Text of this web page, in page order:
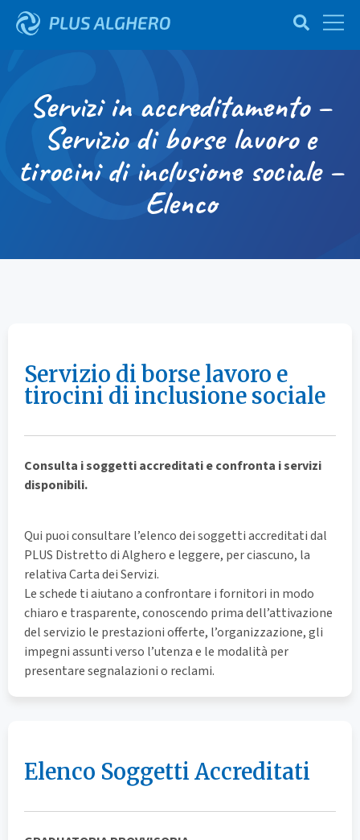
Servizi in accreditamento –
Servizio di borse lavoro e
tirocini di inclusione sociale –
Elenco
Servizio di borse lavoro e
tirocini di inclusione sociale
Consulta i soggetti accreditati e confronta i servizi
disponibili.
Qui puoi consultare l’elenco dei soggetti accreditati dal
PLUS Distretto di Alghero e leggere, per ciascuno, la
relativa Carta dei Servizi.
Le schede ti aiutano a confrontare i fornitori in modo
chiaro e trasparente, conoscendo prima dell’attivazione
del servizio le prestazioni offerte, l’organizzazione, gli
impegni assunti verso l’utenza e le modalità per
presentare segnalazioni o reclami.
Elenco Soggetti Accreditati